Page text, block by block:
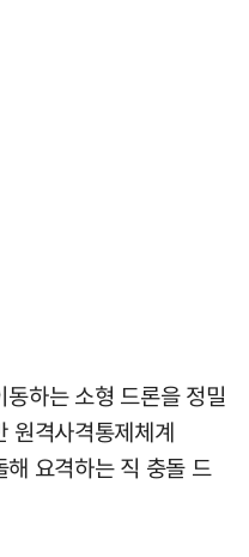
하는 소형 드론을 정밀
원격사격통제체계
요격하는 직 충돌 드